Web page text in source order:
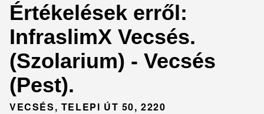
Értékelések erről:
InfraslimX Vecsés.
(Szolarium) - Vecsés
(Pest).
VECSÉS, TELEPI ÚT 50, 2220